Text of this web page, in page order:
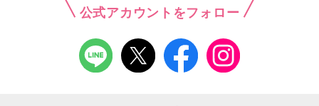
公式アカウントをフォロー